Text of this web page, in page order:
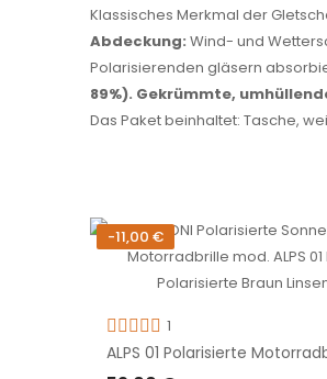
Klassisches Merkmal der
Abdeckung: Wind- und
Polarisierenden gläsern
89%). Gekrümmte,
Das Paket beinhaltet: Tasche,
-11,00 €
1
ALPS 01 Polarisierte